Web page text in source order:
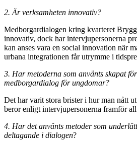
2. Är verksamheten innovativ?
Medborgardialogen kring kvarteret
innovativ, dock har intervjupersonerna
kan anses vara en social innovation när
urbana integrationen får utrymme i
3. Har metoderna som använts skapat
medborgardialog för ungdomar?
Det har varit stora brister i hur man nått
beror enligt intervjupersonerna framför
4. Har det använts metoder som
deltagande i dialogen?